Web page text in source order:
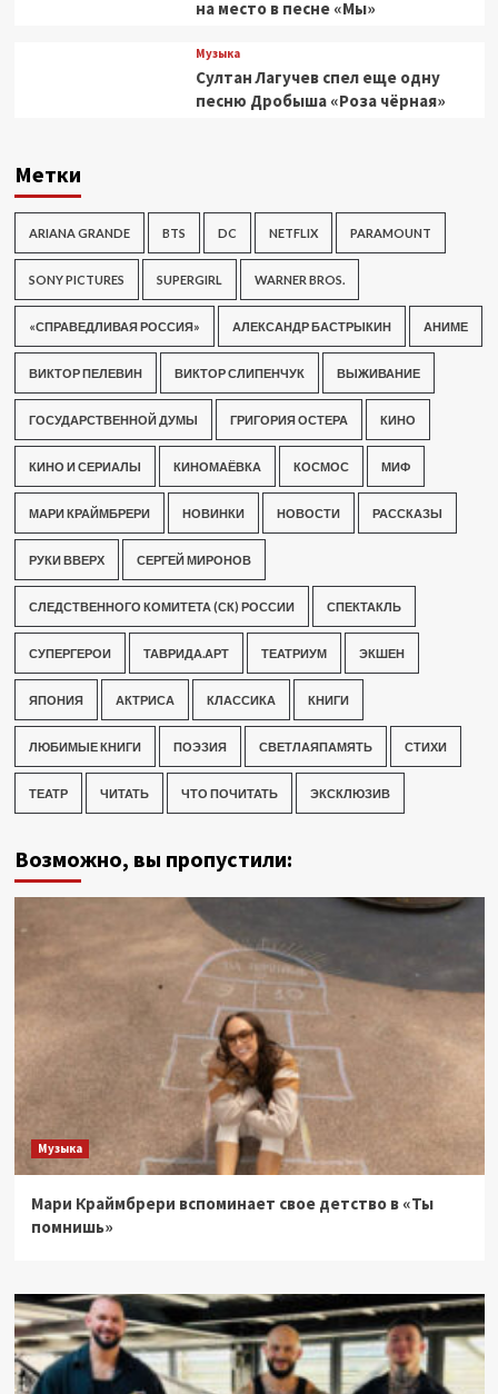
на место в песне «Мы»
Музыка
Султан Лагучев спел еще одну
песню Дробыша «Роза чёрная»
Метки
ARIANA GRANDE BTS DC NETFLIX PARAMOUNT
SONY PICTURES SUPERGIRL WARNER BROS.
«СПРАВЕДЛИВАЯ РОССИЯ» АЛЕКСАНДР БАСТРЫКИН АНИМЕ
ВИКТОР ПЕЛЕВИН ВИКТОР СЛИПЕНЧУК ВЫЖИВАНИЕ
ГОСУДАРСТВЕННОЙ ДУМЫ ГРИГОРИЯ ОСТЕРА КИНО
КИНО И СЕРИАЛЫ КИНОМАЁВКА КОСМОС МИФ
МАРИ КРАЙМБРЕРИ НОВИНКИ НОВОСТИ РАССКАЗЫ
РУКИ ВВЕРХ СЕРГЕЙ МИРОНОВ
СЛЕДСТВЕННОГО КОМИТЕТА (СК) РОССИИ СПЕКТАКЛЬ
СУПЕРГЕРОИ ТАВРИДА.АРТ ТЕАТРИУМ ЭКШЕН
ЯПОНИЯ АКТРИСА КЛАССИКА КНИГИ
ЛЮБИМЫЕ КНИГИ ПОЭЗИЯ СВЕТЛАЯПАМЯТЬ СТИХИ
ТЕАТР ЧИТАТЬ ЧТО ПОЧИТАТЬ ЭКСКЛЮЗИВ
Возможно, вы пропустили:
Музыка
Мари Краймбрери вспоминает свое детство в «Ты
помнишь»